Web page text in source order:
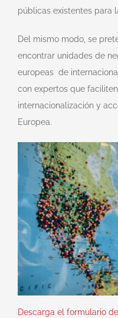
públicas existentes para
Del mismo modo, se
encontrar unidades de
europeas de
con expertos que
internacionalización y
Europea.
Descarga el formulario